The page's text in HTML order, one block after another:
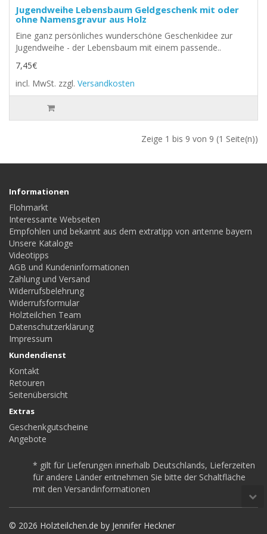
Jugendweihe Lebensbaum Geldgeschenk mit oder
ohne Namensgravur aus Holz
Eine ganz persönliches wunderschöne Geschenkidee zur
Jugendweihe - der Lebensbaum mit einem passende..
7,45€
incl. MwSt. zzgl. Versandkosten
Zeige 1 bis 9 von 9 (1 Seite(n))
Informationen
Flohmarkt
Interessante Webseiten
Empfohlen und bekannt aus dem extratipp von antenne bayern
Unsere Kataloge
Videotipps
AGB und Kundeninformationen
Zahlung und Versand
Widerrufsbelehrung
Widerrufsformular
Holzteilchen Team
Datenschutzerklärung
Impressum
Kundendienst
Kontakt
Retouren
Seitenübersicht
Extras
Geschenkgutscheine
Angebote
* gilt für Lieferungen innerhalb Deutschlands, Lieferzeiten
für andere Länder entnehmen Sie bitte der Schaltfläche
mit den Versandinformationen
© 2026 Holzteilchen.de by Jennifer Heckner